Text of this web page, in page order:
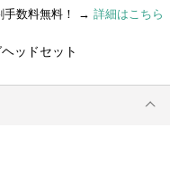
手数料無料！ → 詳細はこちら
ッドセット